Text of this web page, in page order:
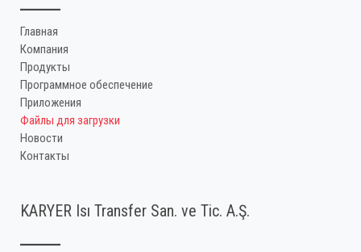
Главная
Компания
Продукты
Программное обеспечение
Приложения
Файлы для загрузки
Новости
Контакты
KARYER Isı Transfer San. ve Tic. A.Ş.